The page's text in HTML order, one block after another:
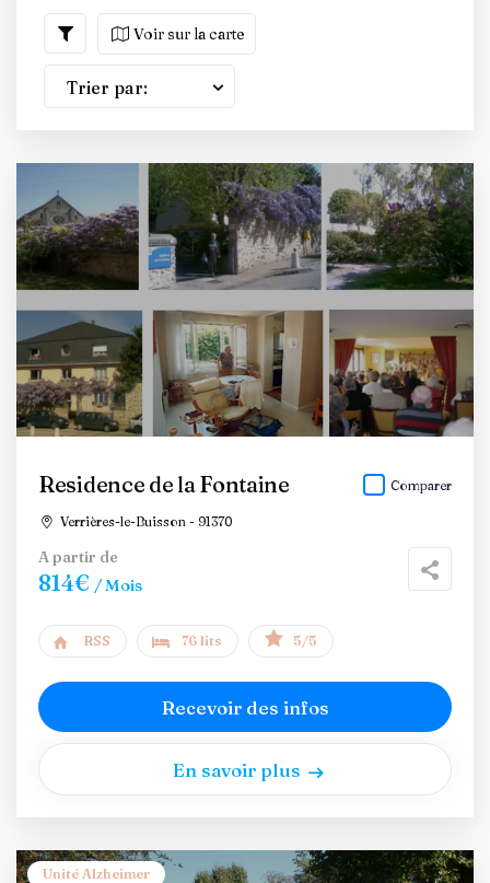
Voir sur la carte
Trier par:
Residence de la Fontaine
Verrières-le-Buisson - 91370
Comparer
A partir de
814€ / Mois
RSS 76 lits 5/5
Recevoir des infos
En savoir plus
Unité Alzheimer